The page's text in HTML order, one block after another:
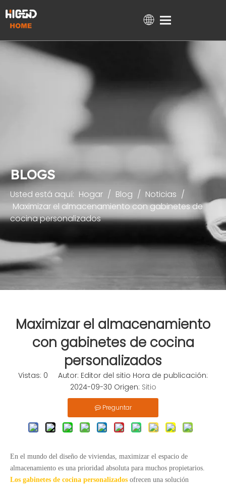
Hogar
Contacto
BLOGS
Usted está aquí: Hogar / Blog / Noticias /
Maximizar el almacenamiento con gabinetes de
cocina personalizados
Maximizar el almacenamiento
con gabinetes de cocina
personalizados
Vistas: 0 Autor: Editor del sitio Hora de publicación:
2024-09-30 Origen: Sitio
Preguntar
En el mundo del diseño de viviendas, maximizar el espacio de
almacenamiento es una prioridad absoluta para muchos propietarios.
Los gabinetes de cocina personalizados ofrecen una solución